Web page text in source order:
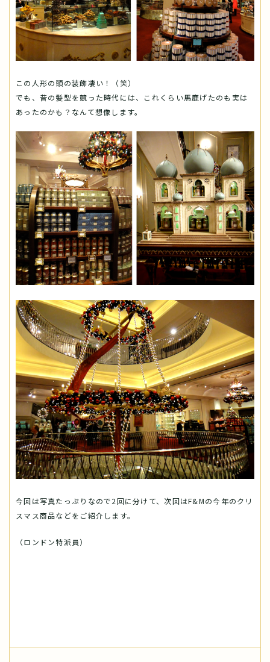
この人形の頭の装飾凄い！（笑）
でも、昔の髪型を競った時代には、これくらい馬鹿げたのも実は
あったのかも？なんて想像します。
今回は写真たっぷりなので2回に分けて、次回はF&Mの今年のクリ
スマス商品などをご紹介します。
（ロンドン特派員）